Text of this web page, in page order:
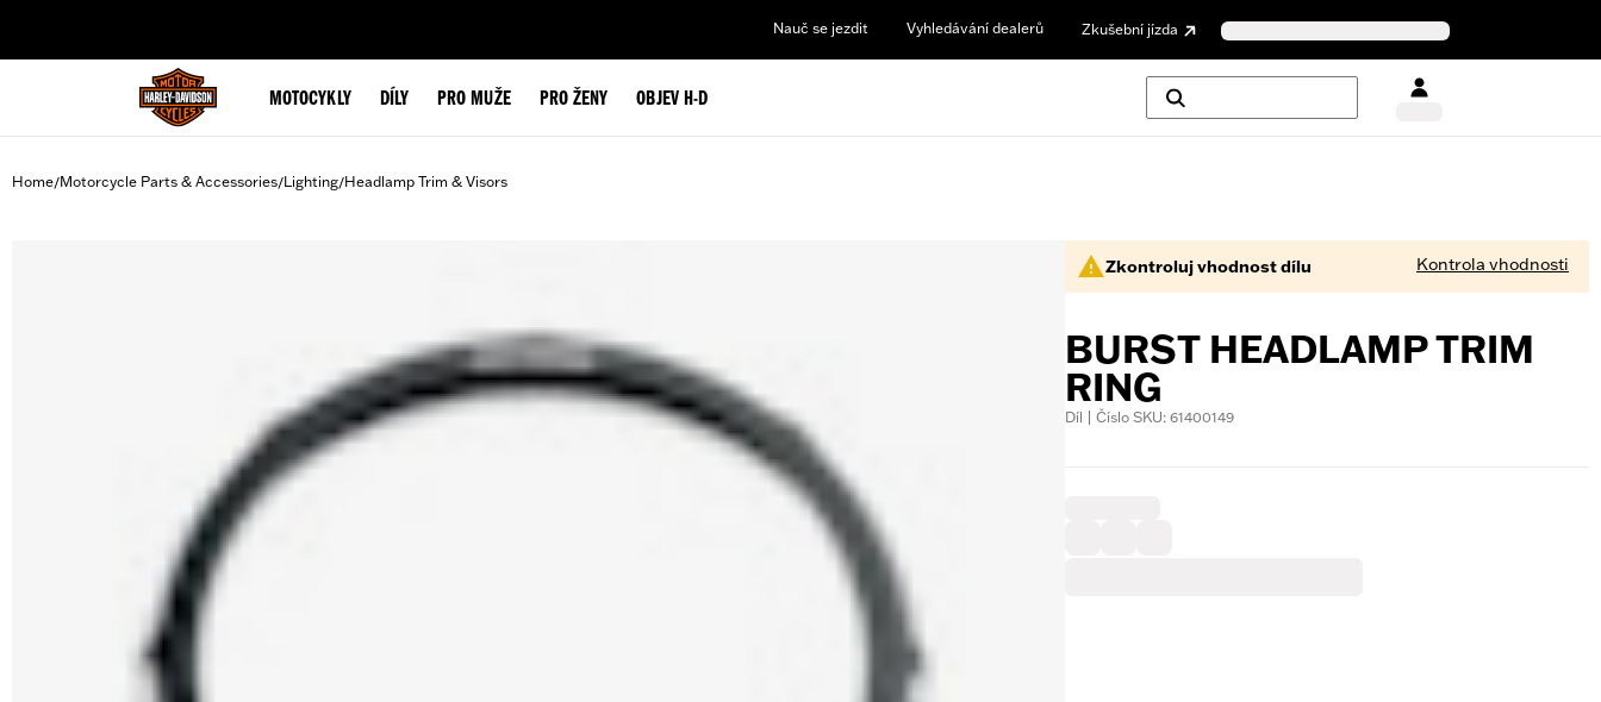
Nauč se jezdit Vyhledávání dealerů Zkušební jízda
MOTOCYKLY DÍLY PRO MUŽE PRO ŽENY OBJEV H-D
Home/Motorcycle Parts & Accessories/Lighting/Headlamp Trim & Visors
Zkontroluj vhodnost dílu Kontrola vhodnosti
BURST HEADLAMP TRIM
RING
Díl | Číslo SKU: 61400149